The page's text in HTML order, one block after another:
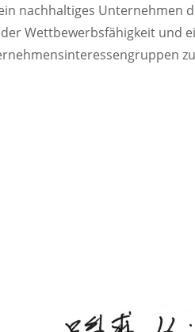
nachhaltiges Unternehmen
Wettbewerbsfähigkeit und